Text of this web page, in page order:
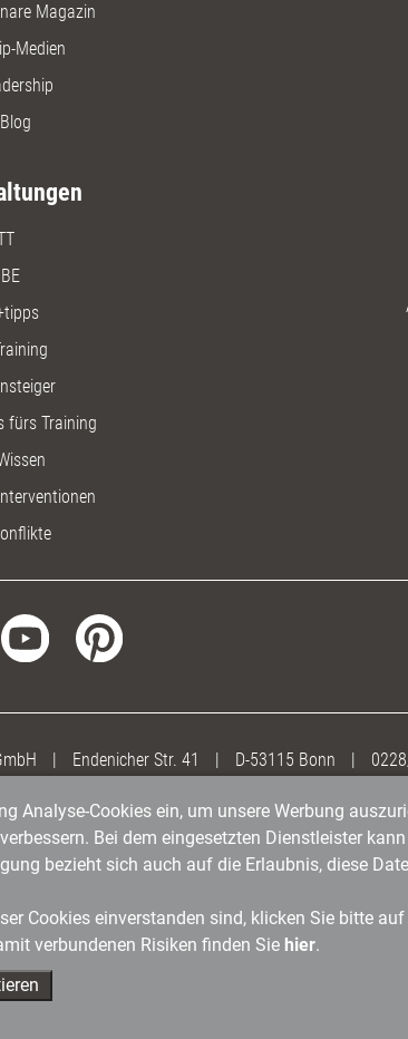
Magazin
Medien
fürs Training
| Endenicher Str. 41 | D-53115 Bonn |
Analyse-Cookies ein, um unsere Werbung
Bei dem eingesetzten Dienstleister
bezieht sich auch auf die Erlaubnis, diese
Cookies einverstanden sind, klicken Sie bitte
verbundenen Risiken finden Sie hier.